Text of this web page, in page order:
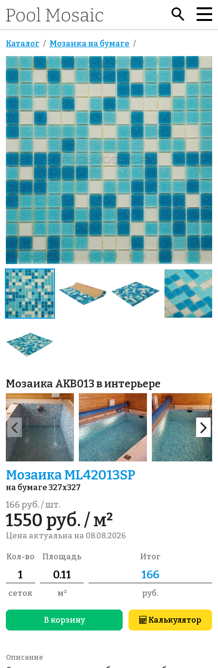
Каталог Мозаика на бумаге
Мозаика AKB013 в интерьере
Мозаика ML42013SP
на бумаге 327x327
166 руб. / шт.
1550 руб. / м²
Цена актуальна на 08.08.2026
Кол-во
сеток
Площадь
м²
Итог
руб.
В корзину Калькулятор
Описание